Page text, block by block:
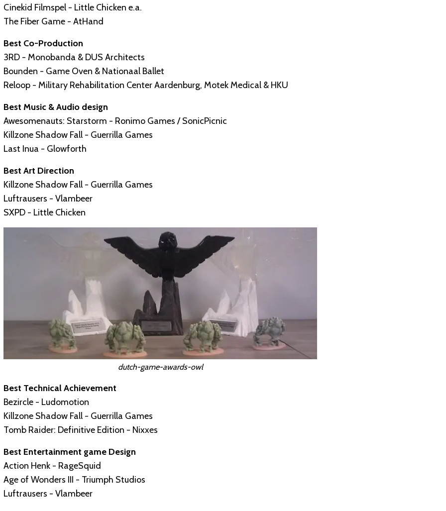
Cinekid Filmspel - Little Chicken e.a.
The Fiber Game - AtHand
Best Co-Production
3RD - Monobanda & DUS Architects
Bounden - Game Oven & Nationaal Ballet
Reloop - Military Rehabilitation Center Aardenburg, Motek Medical & HKU
Best Music & Audio design
Awesomenauts: Starstorm - Ronimo Games / SonicPicnic
Killzone Shadow Fall - Guerrilla Games
Last Inua - Glowforth
Best Art Direction
Killzone Shadow Fall - Guerrilla Games
Luftrausers - Vlambeer
SXPD - Little Chicken
dutch-game-awards-owl
Best Technical Achievement
Bezircle - Ludomotion
Killzone Shadow Fall - Guerrilla Games
Tomb Raider: Definitive Edition - Nixxes
Best Entertainment game Design
Action Henk - RageSquid
Age of Wonders III - Triumph Studios
Luftrausers - Vlambeer